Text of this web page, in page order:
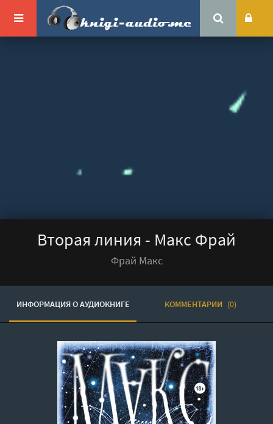
Вторая линия - Макс Фрай
Фрай Макс
ИНФОРМАЦИЯ О АУДИОКНИГЕ КОММЕНТАРИИ (0)